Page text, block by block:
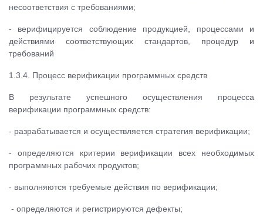
несоответствия с требованиями;
- верифицируется соблюдение продукцией, процессами и
действиями соответствующих стандартов, процедур и
требований
1.3.4. Процесс верификации программных средств
В результате успешного осуществления процесса
верификации программных средств:
- разрабатывается и осуществляется стратегия верификации;
- определяются критерии верификации всех необходимых
программных рабочих продуктов;
- выполняются требуемые действия по верификации;
- определяются и регистрируются дефекты;